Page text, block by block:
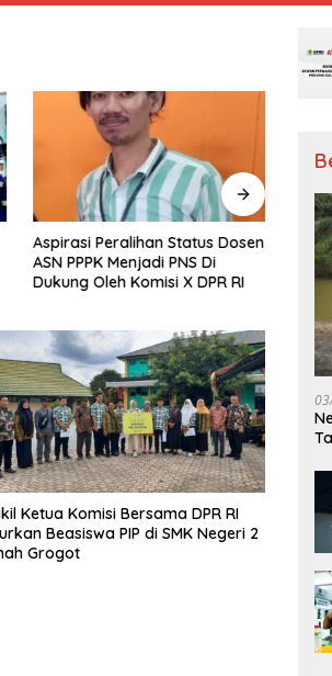
Aspirasi Peralihan Status Dosen
ASN PPPK Menjadi PNS Di
Dukung Oleh Komisi X DPR RI
Ketua Komisi Bersama DPR RI
Beasiswa PIP di SMK Negeri 2
Grogot